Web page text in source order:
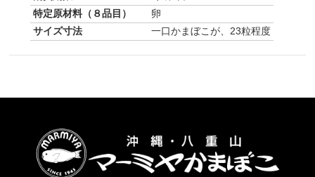
特定原材料（８品目）
卵
サイズ寸法
一口かまぼこが、23粒程度